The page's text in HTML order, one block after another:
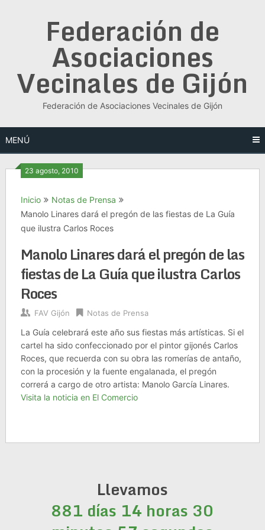
Federación de
Asociaciones
Vecinales de Gijón
Federación de Asociaciones Vecinales de Gijón
MENÚ
23 agosto, 2010
Inicio
Notas de Prensa
Manolo Linares dará el pregón de las fiestas de La Guía
que ilustra Carlos Roces
Manolo Linares dará el pregón de las
fiestas de La Guía que ilustra Carlos
Roces
FAV Gijón Notas de Prensa
La Guía celebrará este año sus fiestas más artísticas. Si el
cartel ha sido confeccionado por el pintor gijonés Carlos
Roces, que recuerda con su obra las romerías de antaño,
con la procesión y la fuente engalanada, el pregón
correrá a cargo de otro artista: Manolo García Linares.
Visita la noticia en El Comercio
Llevamos
881 días 14 horas 30